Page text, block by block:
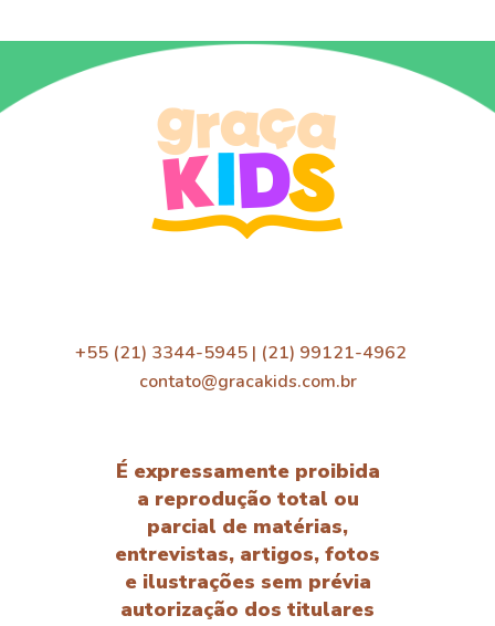
+55 (21) 3344-5945 | (21) 99121-4962
contato@gracakids.com.br
É expressamente proibida
a reprodução total ou
parcial de matérias,
entrevistas, artigos, fotos
e ilustrações sem prévia
autorização dos titulares